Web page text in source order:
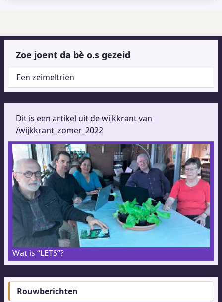
Zoe joent da bè o.s gezeid
Een zeimeltrien
Dit is een artikel uit de wijkkrant van
/wijkkrant_zomer_2022
Wat is “LETS”?
Footer-
Rouwberichten